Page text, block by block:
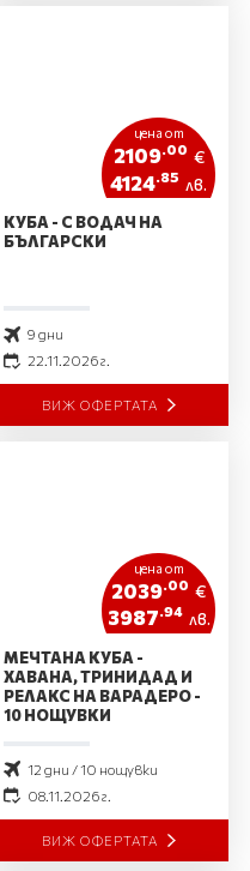
цена от
2109.00 €
4124.85 лв.
КУБА - С ВОДАЧ НА
БЪЛГАРСКИ
9 дни
22.11.2026 г.
ВИЖ ОФЕРТАТА
цена от
2039 .00 €
3987.94 лв.
МЕЧТАНА КУБА -
ХАВАНА, ТРИНИДАД И
РЕЛАКС НА ВАРАДЕРО -
10 НОЩУВКИ
12 дни / 10 нощувки
08.11.2026 г.
ВИЖ ОФЕРТАТА